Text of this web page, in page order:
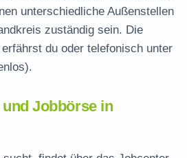
unterschiedliche Außenstellen
zuständig sein. Die
du oder telefonisch unter
Jobbörse in